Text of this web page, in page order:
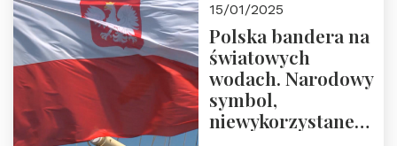
Prowadzi prof.
Zbigniew
Stawrowski
15/01/2025
Polska bandera na
światowych
wodach. Narodowy
symbol,
niewykorzystane